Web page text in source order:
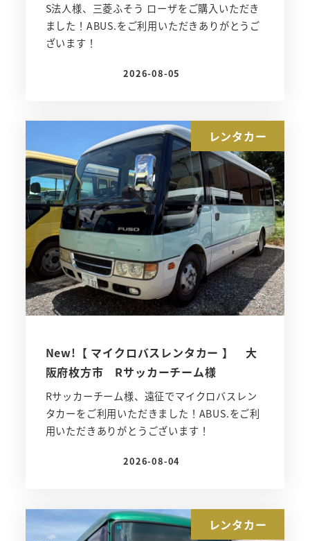
S法人様、三菱ふそう ローザをご購入いただき
ました！ABUS.をご利用いただきありがとうご
ざいます！
投稿日
2026-08-05
レンタカー
New!【 マイクロバスレンタカー 】 大
阪府枚方市 Rサッカーチーム様
Rサッカーチーム様、遠征でマイクロバスレン
タカーをご利用いただきました！ABUS.をご利
用いただきありがとうございます！
投稿日
2026-08-04
レンタカー